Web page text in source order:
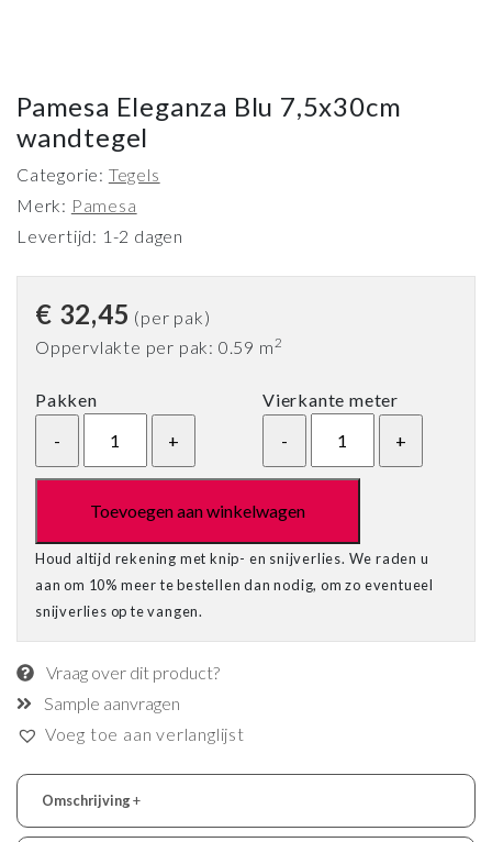
Pamesa Eleganza Blu 7,5x30cm
wandtegel
Categorie: Tegels
Merk: Pamesa
Levertijd: 1-2 dagen
€ 32,45 (per pak)
Oppervlakte per pak: 0.59 m 2
Pakken Vierkante meter
Toevoegen aan winkelwagen
Houd altijd rekening met knip- en snijverlies. We raden u
aan om 10% meer te bestellen dan nodig, om zo eventueel
snijverlies op te vangen.
Vraag over dit product?
Sample aanvragen
Voeg toe aan verlanglijst
Omschrijving+